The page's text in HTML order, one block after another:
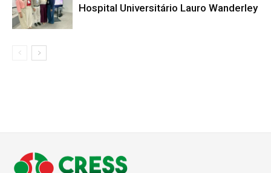
Hospital Universitário Lauro Wanderley